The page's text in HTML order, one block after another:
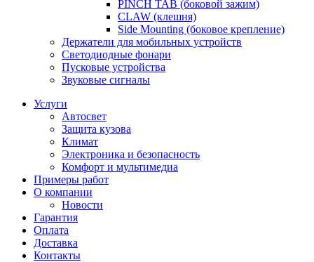
PINCH TAB (боковой зажим)
CLAW (клешня)
Side Mounting (боковое крепление)
Держатели для мобильных устройств
Светодиодные фонари
Пусковые устройства
Звуковые сигналы
Услуги
Автосвет
Защита кузова
Климат
Электроника и безопасность
Комфорт и мультимедиа
Примеры работ
О компании
Новости
Гарантия
Оплата
Доставка
Контакты